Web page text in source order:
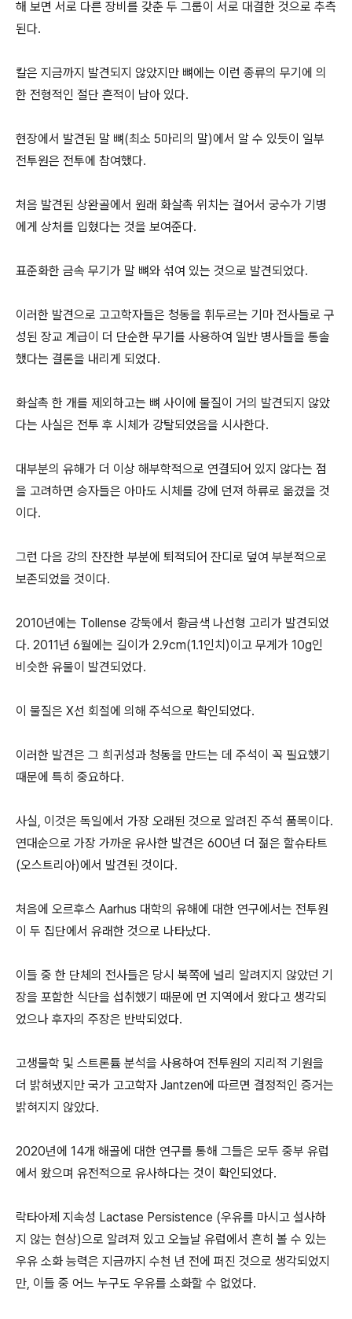
해 보면 서로 다른 장비를 갖춘 두 그룹이 서로 대결한 것으로 추측
된다.
칼은 지금까지 발견되지 않았지만 뼈에는 이런 종류의 무기에 의
한 전형적인 절단 흔적이 남아 있다.
현장에서 발견된 말 뼈(최소 5마리의 말)에서 알 수 있듯이 일부
전투원은 전투에 참여했다.
처음 발견된 상완골에서 원래 화살촉 위치는 걸어서 궁수가 기병
에게 상처를 입혔다는 것을 보여준다.
표준화한 금속 무기가 말 뼈와 섞여 있는 것으로 발견되었다.
이러한 발견으로 고고학자들은 청동을 휘두르는 기마 전사들로 구
성된 장교 계급이 더 단순한 무기를 사용하여 일반 병사들을 통솔
했다는 결론을 내리게 되었다.
화살촉 한 개를 제외하고는 뼈 사이에 물질이 거의 발견되지 않았
다는 사실은 전투 후 시체가 강탈되었음을 시사한다.
대부분의 유해가 더 이상 해부학적으로 연결되어 있지 않다는 점
을 고려하면 승자들은 아마도 시체를 강에 던져 하류로 옮겼을 것
이다.
그런 다음 강의 잔잔한 부분에 퇴적되어 잔디로 덮여 부분적으로
보존되었을 것이다.
2010년에는 Tollense 강둑에서 황금색 나선형 고리가 발견되었
다. 2011년 6월에는 길이가 2.9cm(1.1인치)이고 무게가 10g인
비슷한 유물이 발견되었다.
이 물질은 X선 회절에 의해 주석으로 확인되었다.
이러한 발견은 그 희귀성과 청동을 만드는 데 주석이 꼭 필요했기
때문에 특히 중요하다.
사실, 이것은 독일에서 가장 오래된 것으로 알려진 주석 품목이다.
연대순으로 가장 가까운 유사한 발견은 600년 더 젊은 할슈타트
(오스트리아)에서 발견된 것이다.
처음에 오르후스 Aarhus 대학의 유해에 대한 연구에서는 전투원
이 두 집단에서 유래한 것으로 나타났다.
이들 중 한 단체의 전사들은 당시 북쪽에 널리 알려지지 않았던 기
장을 포함한 식단을 섭취했기 때문에 먼 지역에서 왔다고 생각되
었으나 후자의 주장은 반박되었다.
고생물학 및 스트론튬 분석을 사용하여 전투원의 지리적 기원을
더 밝혀냈지만 국가 고고학자 Jantzen에 따르면 결정적인 증거는
밝혀지지 않았다.
2020년에 14개 해골에 대한 연구를 통해 그들은 모두 중부 유럽
에서 왔으며 유전적으로 유사하다는 것이 확인되었다.
락타아제 지속성 Lactase Persistence (우유를 마시고 설사하
지 않는 현상)으로 알려져 있고 오늘날 유럽에서 흔히 볼 수 있는
우유 소화 능력은 지금까지 수천 년 전에 퍼진 것으로 생각되었지
만, 이들 중 어느 누구도 우유를 소화할 수 없었다.